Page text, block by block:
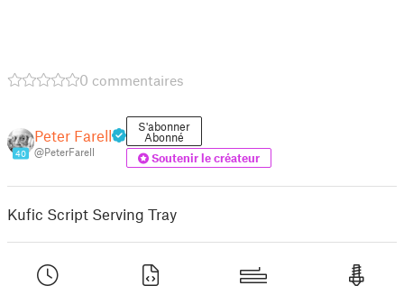
0 commentaires
40
Peter Farell
@PeterFarell
S'abonner
Abonné
Soutenir le créateur
Kufic Script Serving Tray